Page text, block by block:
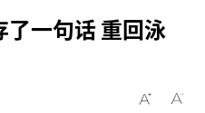
一句话 重回泳